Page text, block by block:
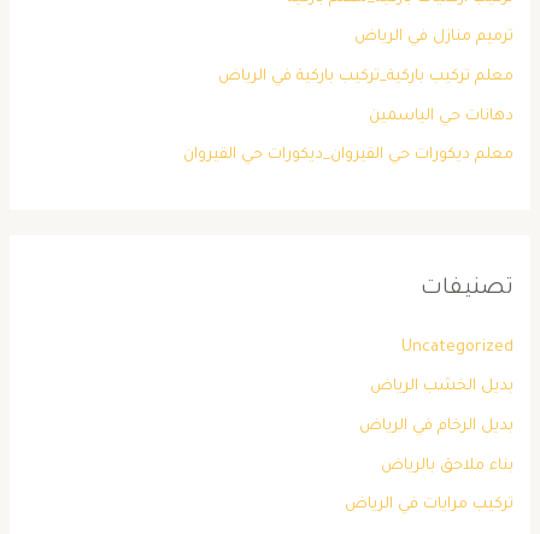
ترميم منازل في الرياض
معلم تركيب باركية_تركيب باركية في الرياض
دهانات حي الياسمين
معلم ديكورات حي القيروان_ديكورات حي القيروان
تصنيفات
Uncategorized
بديل الخشب الرياض
بديل الرخام في الرياض
بناء ملاحق بالرياض
تركيب مرايات في الرياض